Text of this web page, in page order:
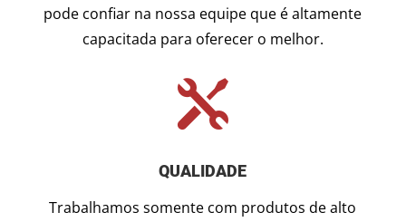
pode confiar na nossa equipe que é altamente
capacitada para oferecer o melhor.

QUALIDADE
Trabalhamos somente com produtos de alto